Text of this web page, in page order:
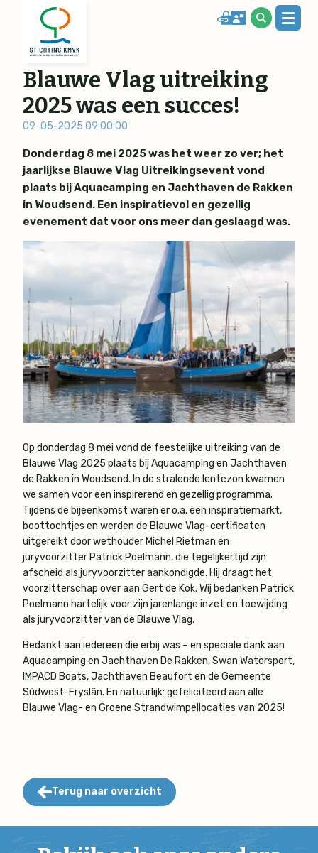
Blauwe Vlag uitreiking
2025 was een succes!
09-05-2025 09:00:00
Donderdag 8 mei 2025was het weer zo ver; het
jaarlijkse Blauwe Vlag Uitreikingsevent vond
plaats bij Aquacamping en Jachthaven de Rakken
in Woudsend. Een inspiratievol en gezellig
evenement dat voor ons meer dan geslaagd was.
Op donderdag 8 mei vond de feestelijke uitreiking van de
Blauwe Vlag 2025 plaats bij Aquacamping en Jachthaven
de Rakken in Woudsend. In de stralende lentezon kwamen
we samen voor een inspirerend en gezellig programma.
Tijdens de bijeenkomst waren er o.a. een inspiratiemarkt,
boottochtjes en werden de Blauwe Vlag-certificaten
uitgereikt door wethouder Michel Rietman en
juryvoorzitter Patrick Poelmann, die tegelijkertijd zijn
afscheid als juryvoorzitter aankondigde. Hij draagt het
voorzitterschap over aan Gert de Kok. Wij bedanken Patrick
Poelmann hartelijk voor zijn jarenlange inzet en toewijding
als juryvoorzitter van de Blauwe Vlag.
Bedankt aan iedereen die erbij was – en speciale dank aan
Aquacamping en Jachthaven De Rakken, Swan Watersport,
IMPACD Boats, Jachthaven Beaufort en de Gemeente
Súdwest-Fryslân. En natuurlijk: gefeliciteerd aan alle
Blauwe Vlag- en Groene Strandwimpellocaties van 2025!
Terug naar overzicht